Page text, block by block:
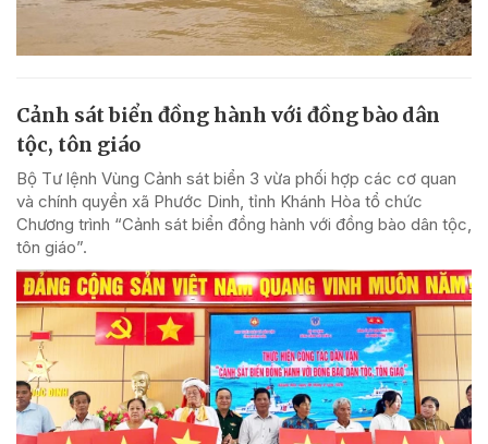
Cảnh sát biển đồng hành với đồng bào dân
tộc, tôn giáo
Bộ Tư lệnh Vùng Cảnh sát biển 3 vừa phối hợp các cơ quan
và chính quyền xã Phước Dinh, tỉnh Khánh Hòa tổ chức
Chương trình “Cảnh sát biển đồng hành với đồng bào dân tộc,
tôn giáo”.